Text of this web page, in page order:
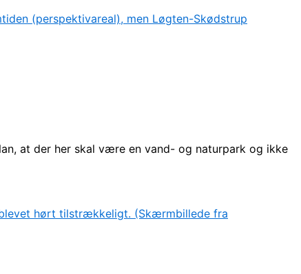
at der her skal være en vand- og naturpark og ikke